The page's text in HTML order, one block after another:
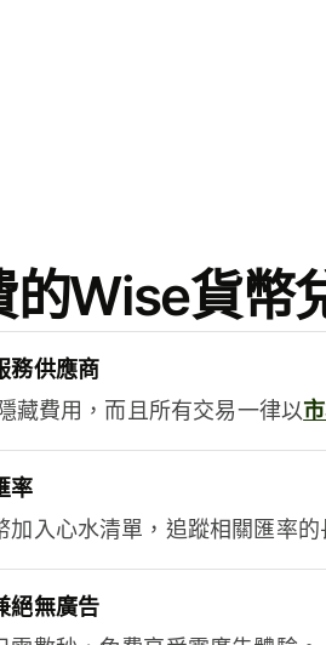
的Wise貨幣
務供應商
藏費用，而且所有交易一律以
率
加入心水清單，追蹤相關匯率的
絕無廣告